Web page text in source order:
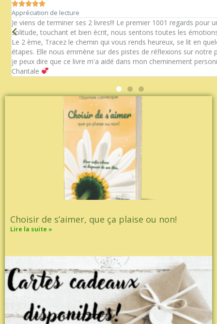
o
o
k
b
e
g
r
a
m
e
s
t

Appréciation de lecture
Je viens de terminer ses 2 livres!!! Le premier 1001 regards pour
solitude, touchant et bien écrit, nous sentons toutes les
Le 2 ème, Tracez le chemin qui vous rends heureux, se lit en
étapes. Elle nous emmène sur des pistes de réflexions sur notre
je peux dire que ce livre m'a aidé dans mon cheminement
Chantale
Choisir de s’aimer, que ça plaise ou non!
Lire la suite »